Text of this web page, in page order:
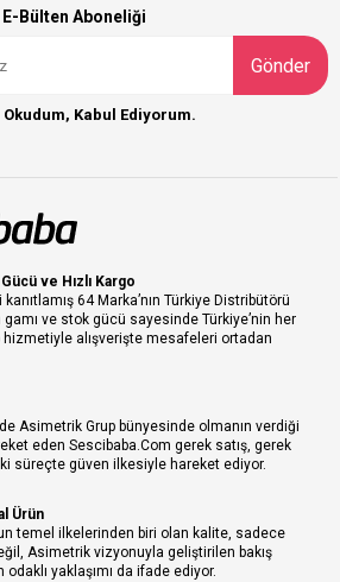
E-Bülten Aboneliği
Gönder
Okudum, Kabul Ediyorum.
ve Hızlı Kargo
kanıtlamış 64 Marka’nın Türkiye Distribütörü
ve stok gücü sayesinde Türkiye’nin her
hizmetiyle alışverişte mesafeleri ortadan
Asimetrik Grup bünyesinde olmanın verdiği
eden Sescibaba.Com gerek satış, gerek
süreçte güven ilkesiyle hareket ediyor.
Ürün
temel ilkelerinden biri olan kalite, sadece
Asimetrik vizyonuyla geliştirilen bakış
odaklı yaklaşımı da ifade ediyor.